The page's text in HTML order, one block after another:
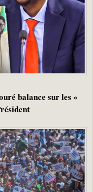
balance sur les «